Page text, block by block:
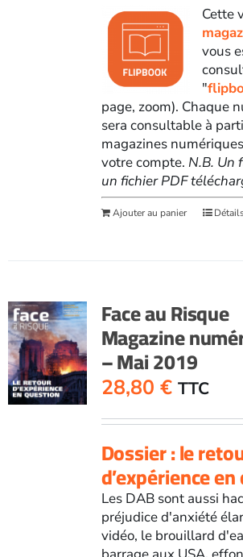
Cette
vous
"
page, zoom). Chaque
sera consultable à
magazines
votre compte. N.B. Un
un fichier PDF
Ajouter au panier
Face au Risque
Magazine
– Mai 2019
28,80 € TTC
Dossier : le
d’expérience
Les DAB sont aussi
préjudice d'anxiété
vidéo, le brouillard